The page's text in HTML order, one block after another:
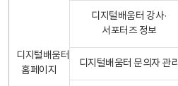
디지털배움터
홈페이지
디지털배움터 강사·
서포터즈 정보
디지털배움터 문의자 관리